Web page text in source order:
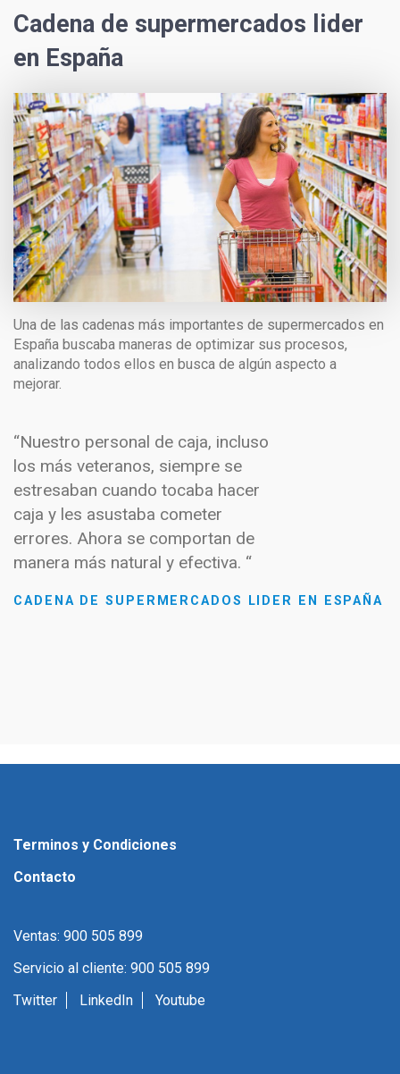
Cadena de supermercados lider
en España
Una de las cadenas más importantes de supermercados en
España buscaba maneras de optimizar sus procesos,
analizando todos ellos en busca de algún aspecto a
mejorar.
“Nuestro personal de caja, incluso
los más veteranos, siempre se
estresaban cuando tocaba hacer
caja y les asustaba cometer
errores. Ahora se comportan de
manera más natural y efectiva. “
CADENA DE SUPERMERCADOS LIDER EN ESPAÑA
Terminos y Condiciones
Contacto
Ventas: 900 505 899
Servicio al cliente: 900 505 899
Twitter
LinkedIn Youtube